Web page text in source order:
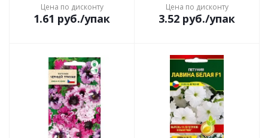
Цена по дисконту
1.61 руб./упак
Цена по дисконту
3.52 руб./упак